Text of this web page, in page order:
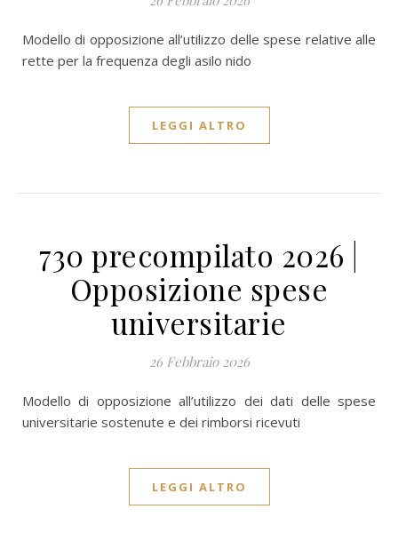
Modello di opposizione all’utilizzo delle spese relative alle
rette per la frequenza degli asilo nido
LEGGI ALTRO
730 precompilato 2026 |
Opposizione spese
universitarie
26 Febbraio 2026
Modello di opposizione all’utilizzo dei dati delle spese
universitarie sostenute e dei rimborsi ricevuti
LEGGI ALTRO